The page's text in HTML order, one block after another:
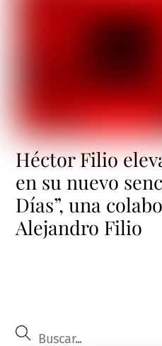
Héctor Filio
en su nuevo
Días”, una
Alejandro Filio